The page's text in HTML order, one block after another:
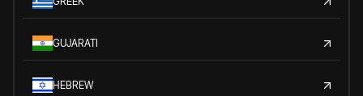
GUJARATI
HEBREW